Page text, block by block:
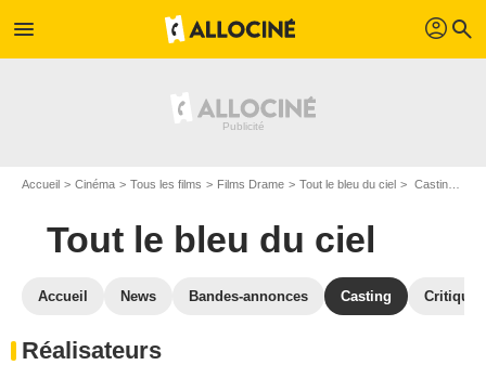
menu profil search
Accueil Cinéma Tous les films Films Drame Tout le bleu du ciel Casting Tout le bleu du ciel
Tout le bleu du ciel
Accueil News Bandes-annonces Casting
Réalisateurs